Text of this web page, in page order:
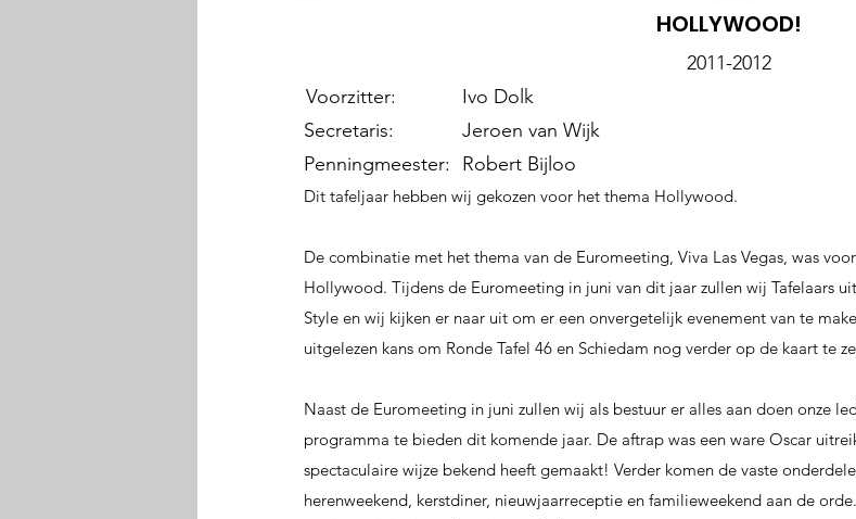
HOLLYWOOD!
2011-2012
Voorzitter:
Secretaris:
Penningmeester:
Ivo Dolk
Jeroen van Wijk
Robert Bijloo
Dit tafeljaar hebben wij gekozen voor het thema Hollywood.
De combinatie met het thema van de Euromeeting, Viva Las Vegas, was
Hollywood. Tijdens de Euromeeting in juni van dit jaar zullen wij Tafelaars
Style en wij kijken er naar uit om er een onvergetelijk evenement van te
uitgelezen kans om Ronde Tafel 46 en Schiedam nog verder op de kaart te
Naast de Euromeeting in juni zullen wij als bestuur er alles aan doen onze
programma te bieden dit komende jaar. De aftrap was een ware Oscar
spectaculaire wijze bekend heeft gemaakt! Verder komen de vaste
herenweekend, kerstdiner, nieuwjaarreceptie en familieweekend aan de